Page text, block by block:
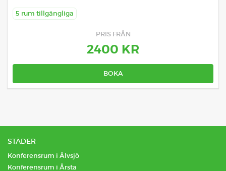
5 rum tillgängliga
PRIS FRÅN
2400 KR
BOKA
STÄDER
Konferensrum i Älvsjö
Konferensrum i Årsta